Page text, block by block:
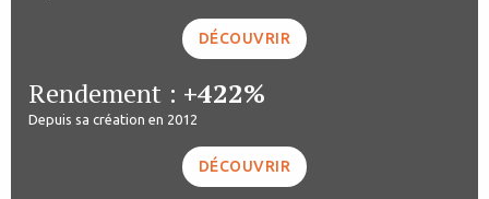
DÉCOUVRIR
Rendement : +422%
Depuis sa création en 2012
DÉCOUVRIR